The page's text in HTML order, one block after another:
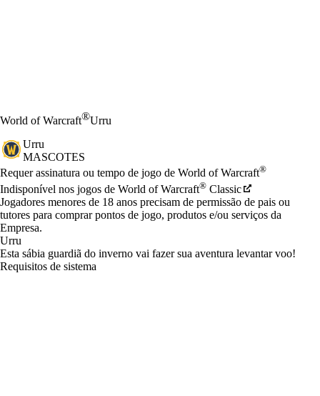
World of Warcraft®Urru
Urru
MASCOTES
Preço
Available actions
Requer assinatura ou tempo de jogo de World of Warcraft®
Indisponível nos jogos de World of Warcraft® Classic
Jogadores menores de 18 anos precisam de permissão de pais ou
tutores para comprar pontos de jogo, produtos e/ou serviços da
Empresa.
Urru
Esta sábia guardiã do inverno vai fazer sua aventura levantar voo!
Requisitos de sistema